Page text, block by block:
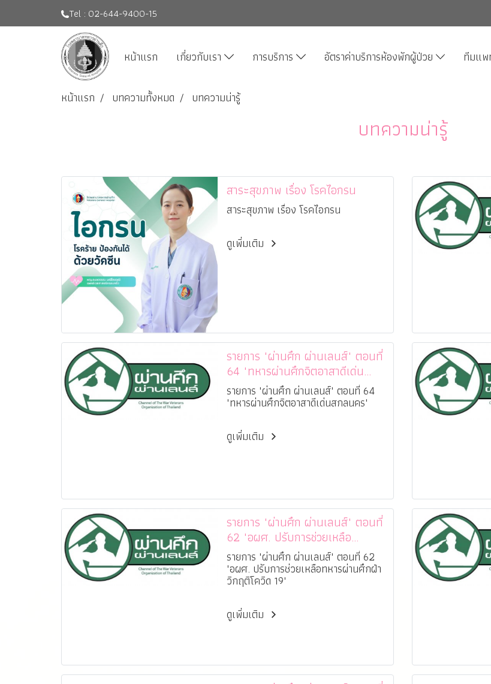
Tel : 02-644-9400-15
หน้าแรก เกี่ยวกับเรา การบริการ อัตราค่าบริการห้องพักผู้ป่วย ทีมแ
หน้าแรก บทความทั้งหมด บทความน่ารู้
บทความน่ารู้
สาระสุขภาพ เรื่อง โรคไอกรน
สาระสุขภาพ เรื่อง โรคไอกรน
ดูเพิ่มเติม
รายการ "ผ่านศึก ผ่านเลนส์" ตอนที่
64 "ทหารผ่านศึกจิตอาสาดีเด่น
สกลนคร"
รายการ "ผ่านศึก ผ่านเลนส์" ตอนที่ 64
"ทหารผ่านศึกจิตอาสาดีเด่นสกลนคร"
ดูเพิ่มเติม
รายการ "ผ่านศึก ผ่านเลนส์" ตอนที่
62 "อผศ. ปรับการช่วยเหลือ
ทหารผ่านศึกฝ่าวิกฤติโควิด 19"
รายการ "ผ่านศึก ผ่านเลนส์" ตอนที่ 62
"อผศ. ปรับการช่วยเหลือทหารผ่านศึกฝ่า
วิกฤติโควิด 19"
ดูเพิ่มเติม